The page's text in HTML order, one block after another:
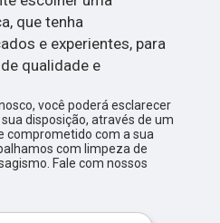
que tenha
e experientes, para
qualidade e
você poderá esclarecer
disposição, através de um
comprometido com a sua
com limpeza de
Fale com nossos